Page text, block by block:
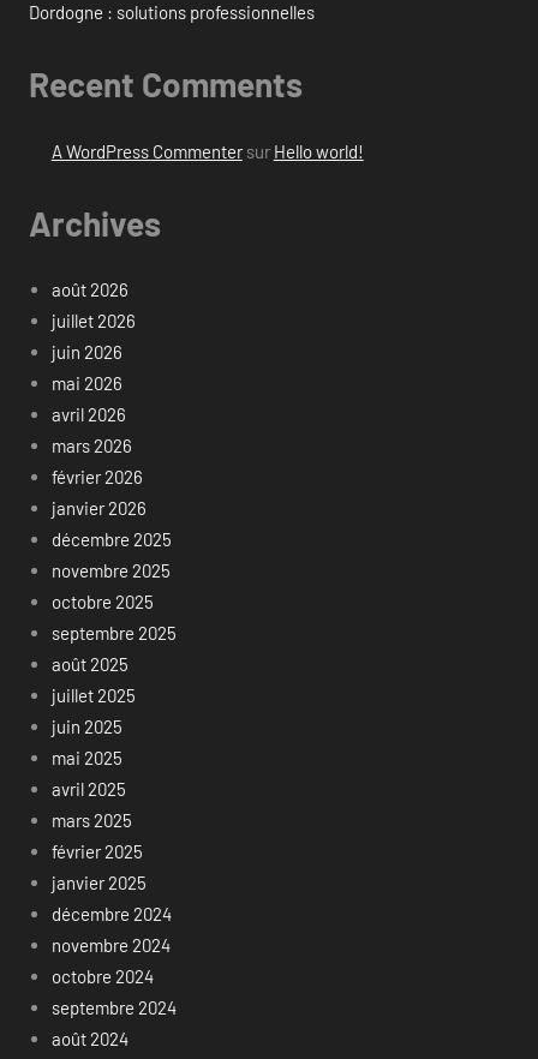
Dordogne : solutions professionnelles
Recent Comments
A WordPress Commentersur Hello world!
Archives
août 2026
juillet 2026
juin 2026
mai 2026
avril 2026
mars 2026
février 2026
janvier 2026
décembre 2025
novembre 2025
octobre 2025
septembre 2025
août 2025
juillet 2025
juin 2025
mai 2025
avril 2025
mars 2025
février 2025
janvier 2025
décembre 2024
novembre 2024
octobre 2024
septembre 2024
août 2024